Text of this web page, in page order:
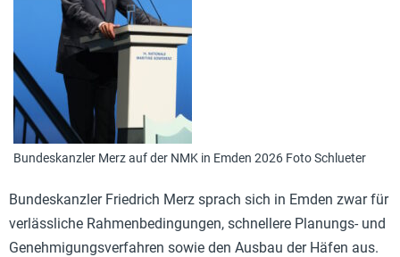
Bundeskanzler Merz auf der NMK in Emden 2026 Foto Schlueter
Bundeskanzler Friedrich Merz sprach sich in Emden zwar für
verlässliche Rahmenbedingungen, schnellere Planungs- und
Genehmigungsverfahren sowie den Ausbau der Häfen aus.